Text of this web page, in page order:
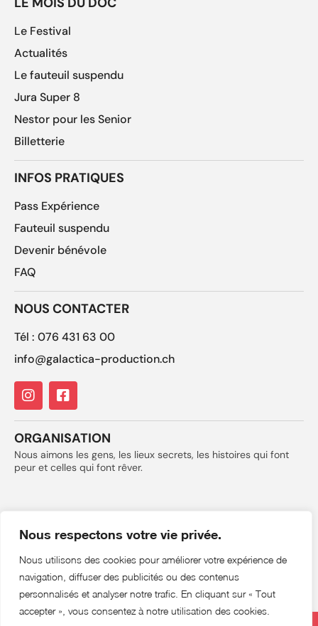
Nous respectons votre vie privée.
Nous utilisons des cookies pour améliorer votre expérience de
navigation, diffuser des publicités ou des contenus
personnalisés et analyser notre trafic. En cliquant sur « Tout
accepter », vous consentez à notre utilisation des cookies.
Le Festival
Actualités
Le fauteuil suspendu
Jura Super 8
Nestor pour les Senior
Billetterie
INFOS PRATIQUES
Pass Expérience
Fauteuil suspendu
Devenir bénévole
FAQ
NOUS CONTACTER
Tél : 076 431 63 00
info@galactica-production.ch
ORGANISATION
Nous aimons les gens, les lieux secrets, les histoires qui font
peur et celles qui font rêver.